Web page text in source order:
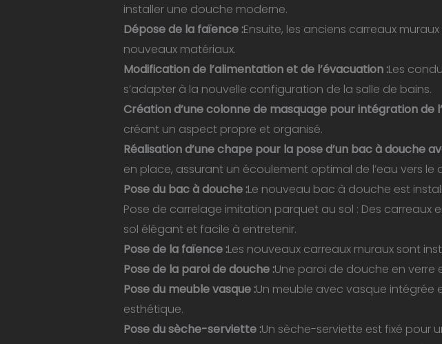
installer une douche moderne.
Dépose de la faïence :Ensuite, les anciens carreaux
nouveaux matériaux.
Modification de l’alimentation et de l’évacuation :Les
s’adapter à la nouvelle configuration de la salle de bains.
Création d’une colonne de masquage pour intégration de
créant un aspect propre et organisé.
Réalisation d’une chape pour la pose d’un bac à douche
en place, assurant un écoulement optimal de l’eau vers le
Pose du bac à douche :Le nouveau bac à douche est
Pose de carrelage imitation parquet au sol : Des
sol élégant et facile à entretenir.
Pose de la faïence :Les nouveaux carreaux muraux sont
Pose de la paroi de douche :Une paroi de douche en verre
Pose du meuble vasque :Un meuble avec vasque intégrée
esthétique.
Pose du sèche-serviette :Un sèche-serviette est fixé pour
Rénovation salle de bain Toulouse||Rénovation salle de bain
Toulouse||Rénovation salle de bain